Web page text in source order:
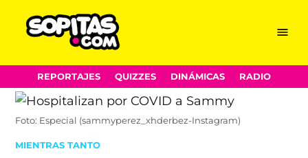
Skip
to
content
Menu
REPORTAJES QUIZZES DINÁMICAS RADIO
Foto: Especial (sammyperez_xhderbez-Instagram)
POSTED
MIENTRAS TANTO